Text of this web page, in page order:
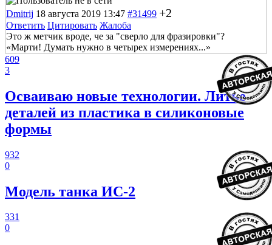
Dmitrij 18 августа 2019 13:47 #31499 +2
Ответить Цитировать Жалоба
Это ж метчик вроде, че за "сверло для фразировки"?
«Марти! Думать нужно в четырех измерениях...»
609
3
Осваиваю новые технологии. Литье
деталей из пластика в силиконовые
формы
932
0
Модель танка ИС-2
331
0